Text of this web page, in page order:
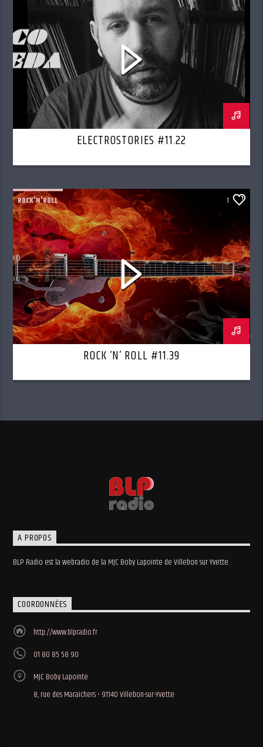
ELECTROSTORIES #11.22
ROCK'N'ROLL 1
ROCK ‘N’ ROLL #11.39
A PROPOS
BLP Radio est la webradio de la MJC Boby Lapointe de Villebon sur Yvette.
COORDONNÉES
http://www.blpradio.fr
01 80 85 58 90
MJC Boby Lapointe
8, rue des Maraichers • 91140 Villebon-sur-Yvette